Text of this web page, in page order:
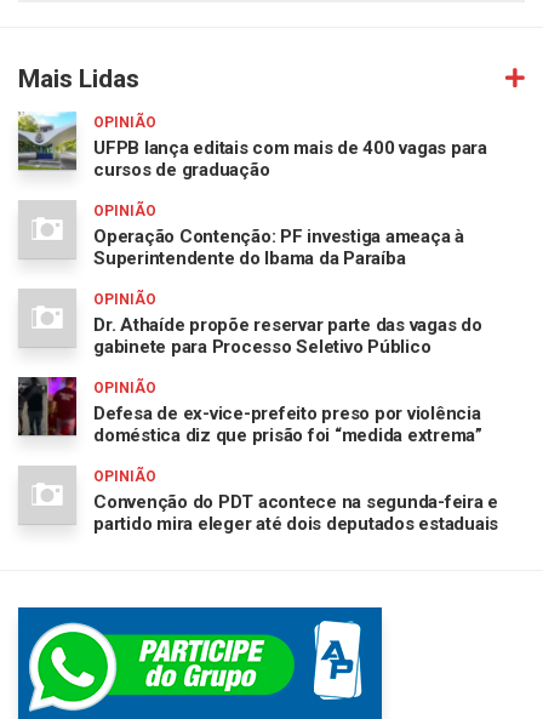
Mais Lidas
OPINIÃO
UFPB lança editais com mais de 400 vagas para
cursos de graduação
OPINIÃO
Operação Contenção: PF investiga ameaça à
Superintendente do Ibama da Paraíba
OPINIÃO
Dr. Athaíde propõe reservar parte das vagas do
gabinete para Processo Seletivo Público
OPINIÃO
Defesa de ex-vice-prefeito preso por violência
doméstica diz que prisão foi “medida extrema”
OPINIÃO
Convenção do PDT acontece na segunda-feira e
partido mira eleger até dois deputados estaduais